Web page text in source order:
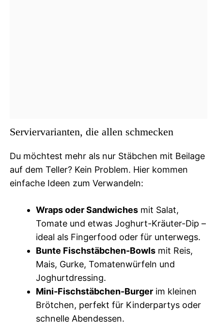
Serviervarianten, die allen schmecken
Du möchtest mehr als nur Stäbchen mit Beilage
auf dem Teller? Kein Problem. Hier kommen
einfache Ideen zum Verwandeln:
Wraps oder Sandwiches mit Salat,
Tomate und etwas Joghurt-Kräuter-Dip –
ideal als Fingerfood oder für unterwegs.
Bunte Fischstäbchen-Bowls mit Reis,
Mais, Gurke, Tomatenwürfeln und
Joghurtdressing.
Mini-Fischstäbchen-Burger im kleinen
Brötchen, perfekt für Kinderpartys oder
schnelle Abendessen.